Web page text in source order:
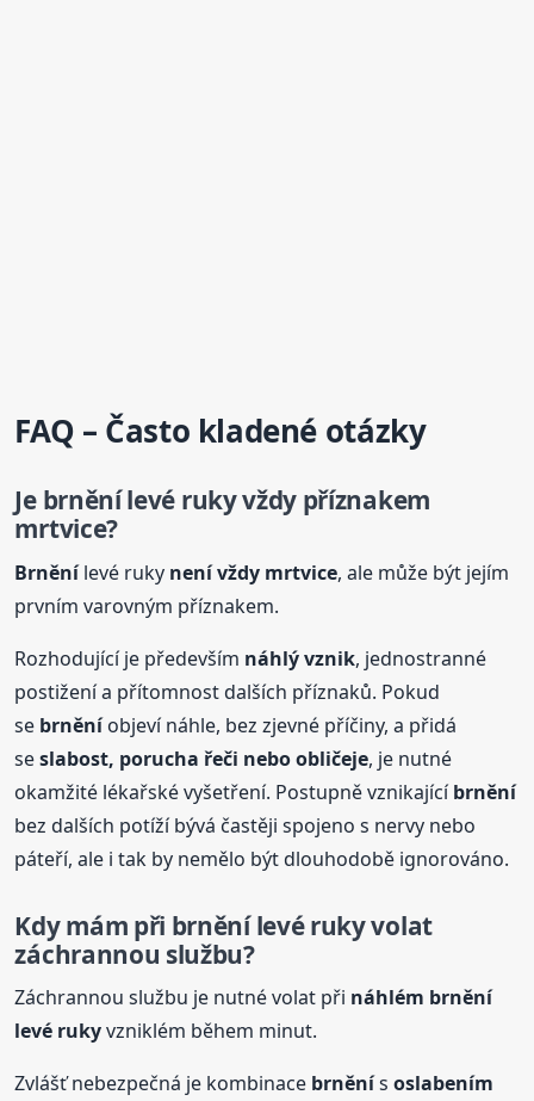
FAQ – Často kladené otázky
Je brněnílevé ruky vždy příznakem
mrtvice?
Brněnílevé ruky není vždy mrtvice, ale může být jejím
prvním varovným příznakem.
Rozhodující je především náhlý vznik, jednostranné
postižení a přítomnost dalších příznaků. Pokud
se brněníobjeví náhle, bez zjevné příčiny, a přidá
seslabost, porucha řeči nebo obličeje, je nutné
okamžité lékařské vyšetření. Postupně vznikajícíbrnění
bez dalších potíží bývá častěji spojeno s nervy nebo
páteří, ale i tak by nemělo být dlouhodobě ignorováno.
Kdy mám při brněnílevé ruky volat
záchrannou službu?
Záchrannou službu je nutné volat při náhlém brnění
levé rukyvzniklém během minut.
Zvlášť nebezpečná je kombinace brněnísoslabením